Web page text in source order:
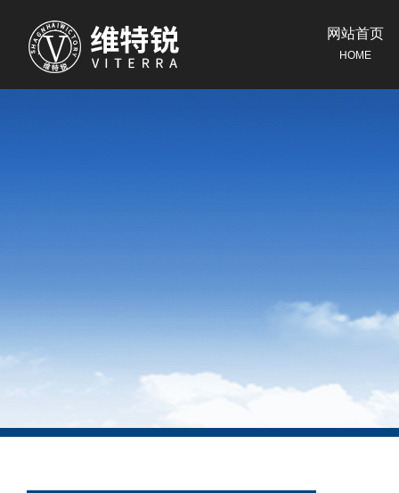
网站首页
HOME